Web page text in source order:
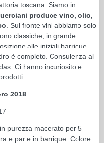
toscana. Siamo in
produce vino, olio,
. Sul fronte vini abbiamo solo
classiche, in grande
alle iniziali barrique.
è completo. Consulenza al
Ci hanno incuriosito e
2018
purezza macerato per 5
e parte in barrique. Colore